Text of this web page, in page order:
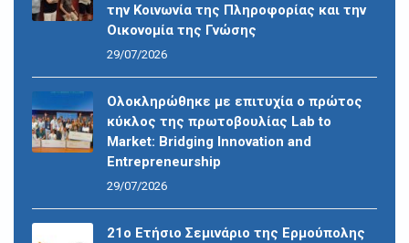
την Κοινωνία της Πληροφορίας και την
Οικονομία της Γνώσης
29/07/2026
Ολοκληρώθηκε με επιτυχία ο πρώτος
κύκλος της πρωτοβουλίας Lab to
Market: Bridging Innovation and
Entrepreneurship
29/07/2026
21ο Ετήσιο Σεμινάριο της Ερμούπολης